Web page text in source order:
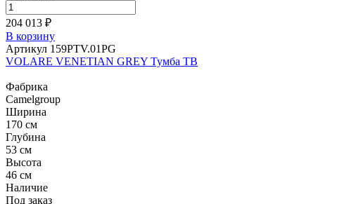
204 013 ₽
В корзину
Артикул 159PTV.01PG
VOLARE VENETIAN GREY Тумба ТВ
Фабрика
Camelgroup
Ширина
170 см
Глубина
53 см
Высота
46 см
Наличие
Под заказ